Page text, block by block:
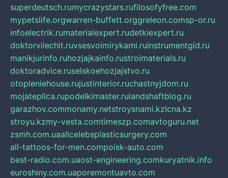
superdeutsch.rumycrazystars.rufilosofyfree.com
mypetslife.orgwarren-buffett.orggreleon.comsp-or.ru
infoelectrik.rumaterialexpert.rudetkiexpert.ru
doktorvilechit.ruvsesvoimirykami.ruinstrumentgid.ru
manikjurinfo.ruhozjajkainfo.rustroimaterials.ru
doktoradvice.ruselskoehozjajstvo.ru
otopleniehouse.rujustinterior.ruchastnyjdom.ru
mojateplica.rupodelkimaster.rulandshaftblog.ru
garazhov.commonamy.netstroysnami.kzlcna.kz
stroyu.kzmy-vesta.comtimeszp.comavtoguru.net
zsmh.com.uaallcelebsplasticsurgery.com
all-tattoos-for-men.compoisk-auto.com
best-radio.com.uaost-engineering.comkuryatnik.info
euroshiny.com.uaporemontuavto.com